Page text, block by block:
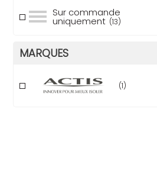
Sur commande
uniquement (13)
MARQUES
(1)